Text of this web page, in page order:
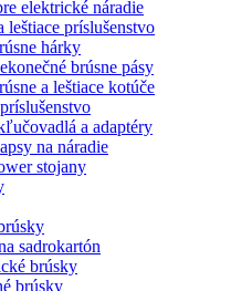
elektrické náradie
leštiace príslušenstvo
hárky
brúsne pásy
a leštiace kotúče
a adaptéry
na náradie
stojany
sadrokartón
brúsky
brúsky